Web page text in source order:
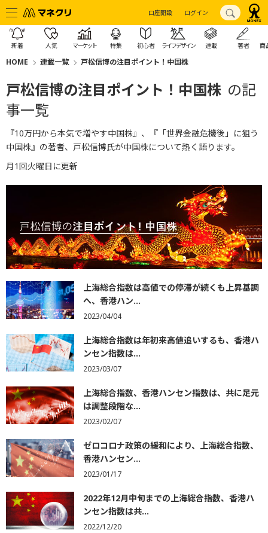
口座開設 ログイン
新着 人気 マーケット 特集 初心者 ライフデザイン 連載 著者 商
HOME 連載一覧 戸松信博の注目ポイント！中国株
戸松信博の注目ポイント！中国株 の記
事一覧
『10万円から本気で増やす中国株』、『「世界金融危機後」に狙う
中国株』の著者、戸松信博氏が中国株について熱く語ります。
月1回火曜日に更新
上海総合指数は高値での停滞が続くも上昇基調
へ、香港ハン...
2023/04/04
上海総合指数は年初来高値追いするも、香港ハ
ンセン指数は...
2023/03/07
上海総合指数、香港ハンセン指数は、共に足元
は調整段階な...
2023/02/07
ゼロコロナ政策の緩和により、上海総合指数、
香港ハンセン...
2023/01/17
2022年12月中旬までの上海総合指数、香港ハ
ンセン指数は共...
2022/12/20